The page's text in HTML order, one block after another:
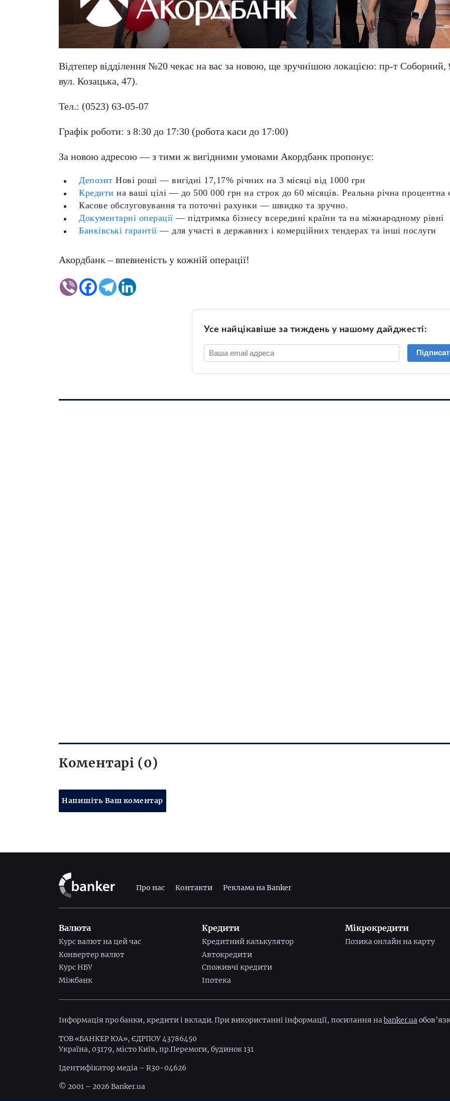
Відтепер відділення №20 чекає на вас за новою, ще зручнішою локацією: пр-т Соборний,
вул. Козацька, 47).
Тел.: (0523) 63-05-07
Графік роботи: з 8:30 до 17:30 (робота каси до 17:00)
За новою адресою — з тими ж вигідними умовами Акордбанк пропонує:
Депозит Нові роші — вигідні 17,17% річних на 3 місяці від 1000 грн
Кредити на ваші цілі — до 500 000 грн на строк до 60 місяців. Реальна річна процентна
Касове обслуговування та поточні рахунки — швидко та зручно.
Документарні операції — підтримка бізнесу всередині країни та на міжнародному рівні
Банківські гарантії — для участі в державних і комерційних тендерах та інші послуги
Акордбанк – впевненість у кожній операції!
Усе найцікавіше за тиждень у нашому дайджесті:
Коментарі (0)
Напишіть Ваш коментар
Про нас Контакти Реклама на Banker
Валюта
Курс валют на цей час
Конвертер валют
Курс НБУ
Міжбанк
Кредити
Кредитний калькулятор
Автокредити
Споживчі кредити
Іпотека
Мікрокредити
Позика онлайн на карту
Інформація про банки, кредити і вклади. При використанні інформації, посилання наbanker.ua
ТОВ «БАНКЕР ЮА», ЄДРПОУ 43786450
Україна, 03179, місто Київ, пр.Перемоги, будинок 131
Ідентифiкатор медiа – R30-04626
© 2001 – 2026 Banker.ua